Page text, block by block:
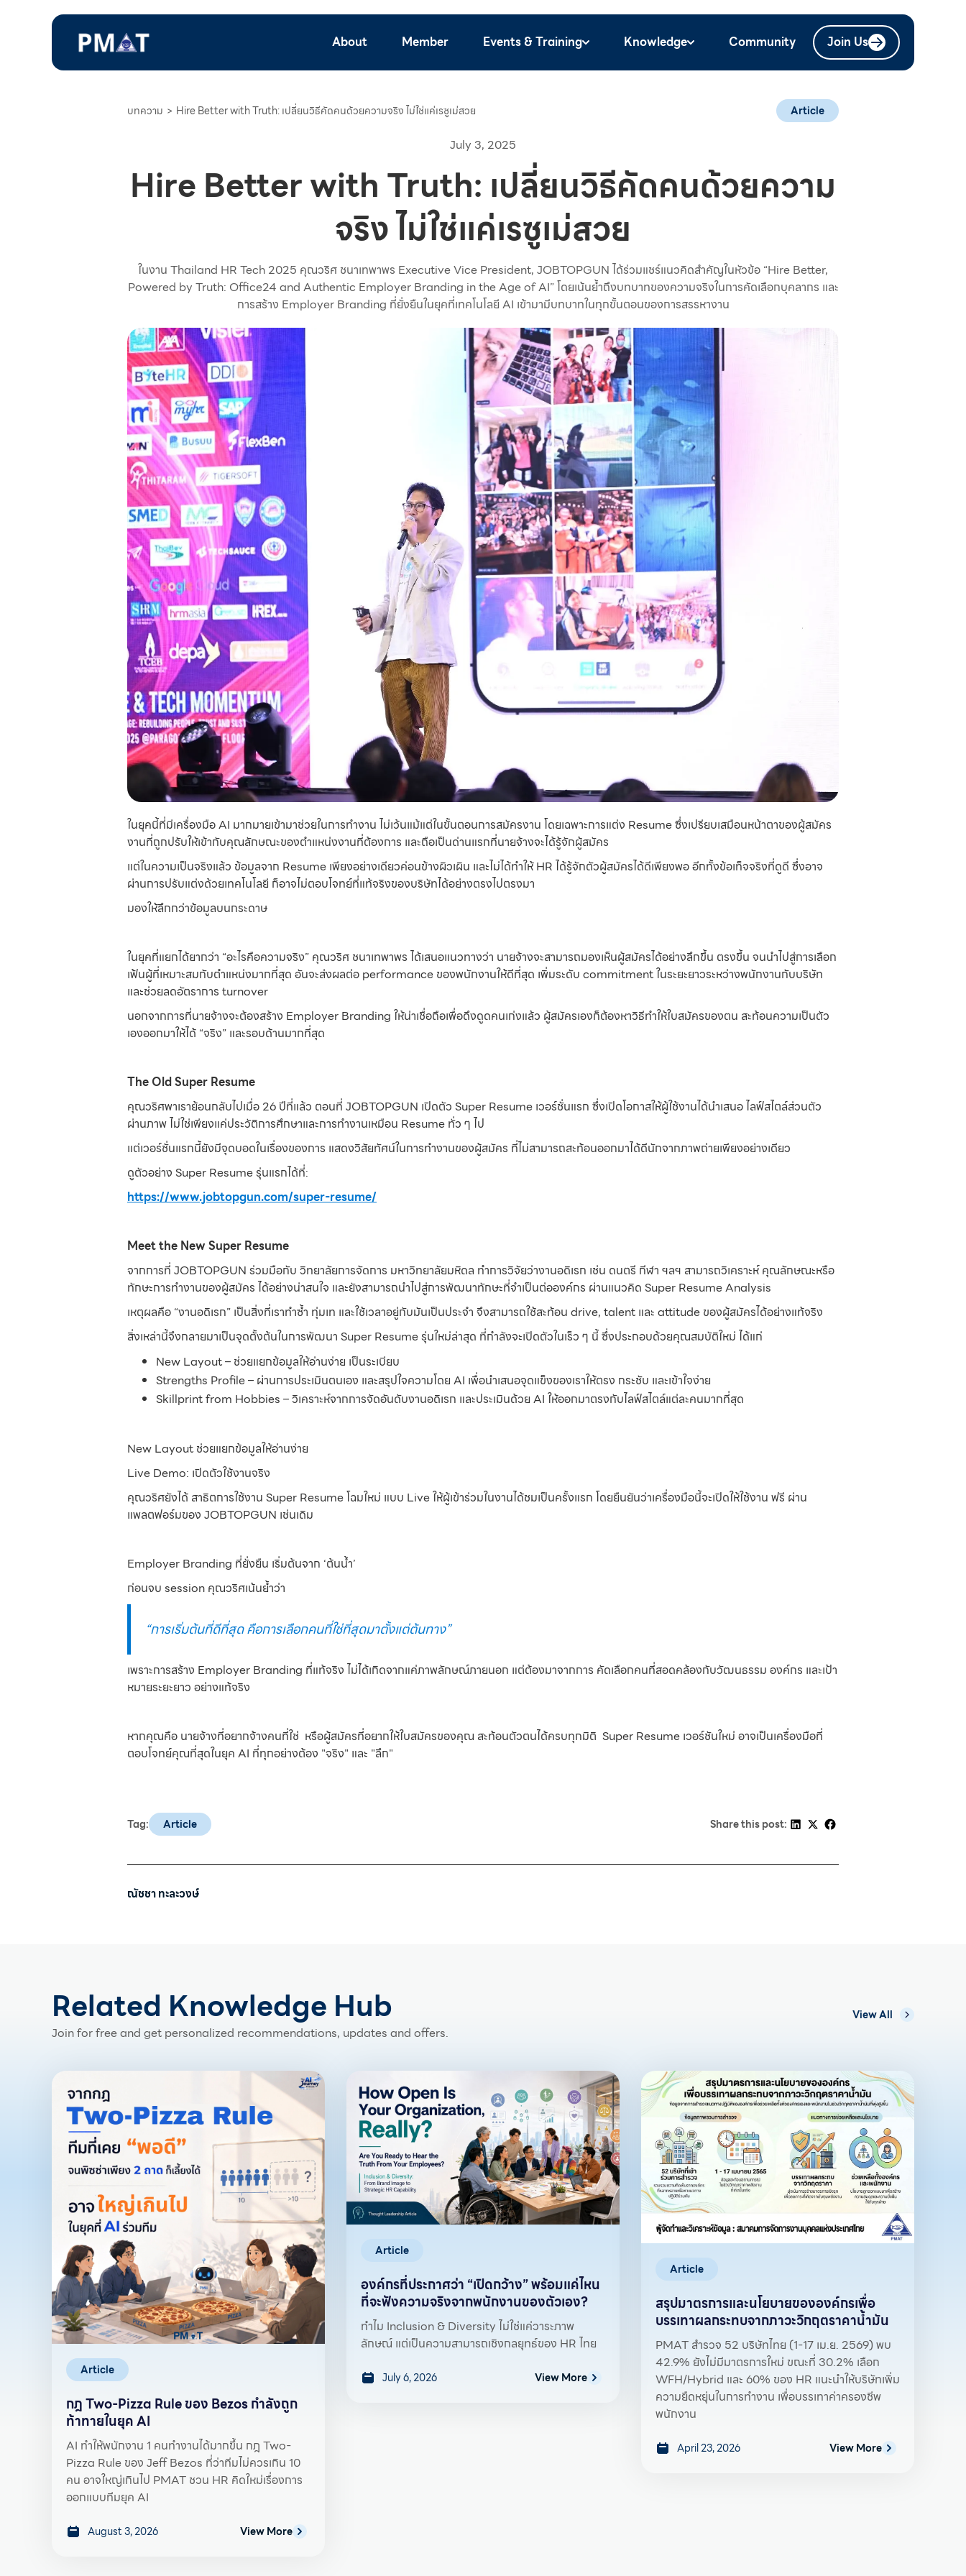
About Member Events & Training Knowledge Community Join Us
บทความ > Hire Better with Truth: เปลี่ยนวิธีคัดคนด้วยความจริง ไม่ใช่แค่เรซูเม่สวย Article
July 3, 2025
Hire Better with Truth: เปลี่ยนวิธีคัดคนด้วยความ
จริง ไม่ใช่แค่เรซูเม่สวย
ในงาน Thailand HR Tech 2025 คุณวริศ ชนาเทพาพร Executive Vice President, JOBTOPGUN ได้ร่วมแชร์แนวคิดสำคัญในหัวข้อ “Hire Better,
Powered by Truth: Office24 and Authentic Employer Branding in the Age of AI” โดยเน้นย้ำถึงบทบาทของความจริงในการคัดเลือกบุคลากร และ
การสร้าง Employer Branding ที่ยั่งยืนในยุคที่เทคโนโลยี AI เข้ามามีบทบาทในทุกขั้นตอนของการสรรหางาน
ในยุคนี้ที่มีเครื่องมือ AI มากมายเข้ามาช่วยในการทำงาน ไม่เว้นแม้แต่ในขั้นตอนการสมัครงาน โดยเฉพาะการแต่ง Resume ซึ่งเปรียบเสมือนหน้าตาของผู้สมัคร
งานที่ถูกปรับให้เข้ากับคุณลักษณะของตำแหน่งงานที่ต้องการ และถือเป็นด่านแรกที่นายจ้างจะได้รู้จักผู้สมัคร
แต่ในความเป็นจริงแล้ว ข้อมูลจาก Resume เพียงอย่างเดียวค่อนข้างผิวเผิน และไม่ได้ทำให้ HR ได้รู้จักตัวผู้สมัครได้ดีเพียงพอ อีกทั้งข้อเท็จจริงที่ดูดี ซึ่งอาจ
ผ่านการปรับแต่งด้วยเทคโนโลยี ก็อาจไม่ตอบโจทย์ที่แท้จริงของบริษัทได้อย่างตรงไปตรงมา
มองให้ลึกกว่าข้อมูลบนกระดาษ
ในยุคที่แยกได้ยากว่า “อะไรคือความจริง” คุณวริศ ชนาเทพาพร ได้เสนอแนวทางว่า นายจ้างจะสามารถมองเห็นผู้สมัครได้อย่างลึกขึ้น ตรงขึ้น จนนำไปสู่การเลือก
เฟ้นผู้ที่เหมาะสมกับตำแหน่งมากที่สุด อันจะส่งผลต่อ performance ของพนักงานให้ดีที่สุด เพิ่มระดับ commitment ในระยะยาวระหว่างพนักงานกับบริษัท
และช่วยลดอัตราการ turnover
นอกจากการที่นายจ้างจะต้องสร้าง Employer Branding ให้น่าเชื่อถือเพื่อดึงดูดคนเก่งแล้ว ผู้สมัครเองก็ต้องหาวิธีทำให้ใบสมัครของตน สะท้อนความเป็นตัว
เองออกมาให้ได้ “จริง” และรอบด้านมากที่สุด
The Old Super Resume
คุณวริศพาเราย้อนกลับไปเมื่อ 26 ปีที่แล้ว ตอนที่ JOBTOPGUN เปิดตัว Super Resume เวอร์ชั่นแรก ซึ่งเปิดโอกาสให้ผู้ใช้งานได้นำเสนอ ไลฟ์สไตล์ส่วนตัว
ผ่านภาพ ไม่ใช่เพียงแค่ประวัติการศึกษาและการทำงานเหมือน Resume ทั่ว ๆ ไป
แต่เวอร์ชั่นแรกนี้ยังมีจุดบอดในเรื่องของการ แสดงวิสัยทัศน์ในการทำงานของผู้สมัคร ที่ไม่สามารถสะท้อนออกมาได้ดีนักจากภาพถ่ายเพียงอย่างเดียว
ดูตัวอย่าง Super Resume รุ่นแรกได้ที่:
https://www.jobtopgun.com/super-resume/
Meet the New Super Resume
จากการที่ JOBTOPGUN ร่วมมือกับ วิทยาลัยการจัดการ มหาวิทยาลัยมหิดล ทำการวิจัยว่างานอดิเรก เช่น ดนตรี กีฬา ฯลฯ สามารถวิเคราะห์ คุณลักษณะหรือ
ทักษะการทำงานของผู้สมัคร ได้อย่างน่าสนใจ และยังสามารถนำไปสู่การพัฒนาทักษะที่จำเป็นต่อองค์กร ผ่านแนวคิด Super Resume Analysis
เหตุผลคือ “งานอดิเรก” เป็นสิ่งที่เราทำซ้ำ ทุ่มเท และใช้เวลาอยู่กับมันเป็นประจำ จึงสามารถใช้สะท้อน drive, talent และ attitude ของผู้สมัครได้อย่างแท้จริง
สิ่งเหล่านี้จึงกลายมาเป็นจุดตั้งต้นในการพัฒนา Super Resume รุ่นใหม่ล่าสุด ที่กำลังจะเปิดตัวในเร็ว ๆ นี้ ซึ่งประกอบด้วยคุณสมบัติใหม่ ได้แก่
New Layout – ช่วยแยกข้อมูลให้อ่านง่าย เป็นระเบียบ
Strengths Profile – ผ่านการประเมินตนเอง และสรุปใจความโดย AI เพื่อนำเสนอจุดแข็งของเราให้ตรง กระชับ และเข้าใจง่าย
Skillprint from Hobbies – วิเคราะห์จากการจัดอันดับงานอดิเรก และประเมินด้วย AI ให้ออกมาตรงกับไลฟ์สไตล์แต่ละคนมากที่สุด
New Layout ช่วยแยกข้อมูลให้อ่านง่าย
Live Demo: เปิดตัวใช้งานจริง
คุณวริศยังได้ สาธิตการใช้งาน Super Resume โฉมใหม่ แบบ Live ให้ผู้เข้าร่วมในงานได้ชมเป็นครั้งแรก โดยยืนยันว่าเครื่องมือนี้จะเปิดให้ใช้งาน ฟรี ผ่าน
แพลตฟอร์มของ JOBTOPGUN เช่นเดิม
Employer Branding ที่ยั่งยืน เริ่มต้นจาก ‘ต้นน้ำ’
ก่อนจบ session คุณวริศเน้นย้ำว่า
“การเริ่มต้นที่ดีที่สุด คือการเลือกคนที่ใช่ที่สุดมาตั้งแต่ต้นทาง”
เพราะการสร้าง Employer Branding ที่แท้จริง ไม่ได้เกิดจากแค่ภาพลักษณ์ภายนอก แต่ต้องมาจากการ คัดเลือกคนที่สอดคล้องกับวัฒนธรรม องค์กร และเป้า
หมายระยะยาว อย่างแท้จริง
หากคุณคือ นายจ้างที่อยากจ้างคนที่ใช่ หรือผู้สมัครที่อยากให้ใบสมัครของคุณ สะท้อนตัวตนได้ครบทุกมิติ Super Resume เวอร์ชันใหม่ อาจเป็นเครื่องมือที่
ตอบโจทย์คุณที่สุดในยุค AI ที่ทุกอย่างต้อง "จริง" และ "ลึก"
Tag: Article Share this post:
ณัชชา ทะละวงษ์
Related Knowledge Hub
Join for free and get personalized recommendations, updates and offers.
View All
Article
กฎ Two-Pizza Rule ของ Bezos กำลังถูก
ท้าทายในยุค AI
AI ทำให้พนักงาน 1 คนทำงานได้มากขึ้น กฎ Two-
Pizza Rule ของ Jeff Bezos ที่ว่าทีมไม่ควรเกิน 10
คน อาจใหญ่เกินไป PMAT ชวน HR คิดใหม่เรื่องการ
ออกแบบทีมยุค AI
August 3, 2026 View More
Article
องค์กรที่ประกาศว่า “เปิดกว้าง” พร้อมแค่ไหน
ที่จะฟังความจริงจากพนักงานของตัวเอง?
ทำไม Inclusion & Diversity ไม่ใช่แค่วาระภาพ
ลักษณ์ แต่เป็นความสามารถเชิงกลยุทธ์ของ HR ไทย
July 6, 2026 View More
Article
สรุปมาตรการและนโยบายขององค์กรเพื่อ
บรรเทาผลกระทบจากภาวะวิกฤตราคาน้ำมัน
PMAT สำรวจ 52 บริษัทไทย (1-17 เม.ย. 2569) พบ
42.9% ยังไม่มีมาตรการใหม่ ขณะที่ 30.2% เลือก
WFH/Hybrid และ 60% ของ HR แนะนำให้บริษัทเพิ่ม
ความยืดหยุ่นในการทำงาน เพื่อบรรเทาค่าครองชีพ
พนักงาน
April 23, 2026 View More